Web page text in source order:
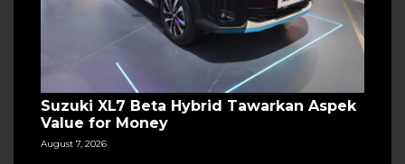
Suzuki XL7 Beta Hybrid Tawarkan Aspek
Value for Money
August 7, 2026